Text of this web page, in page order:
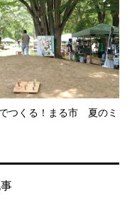
つくる！まる市 夏のミ